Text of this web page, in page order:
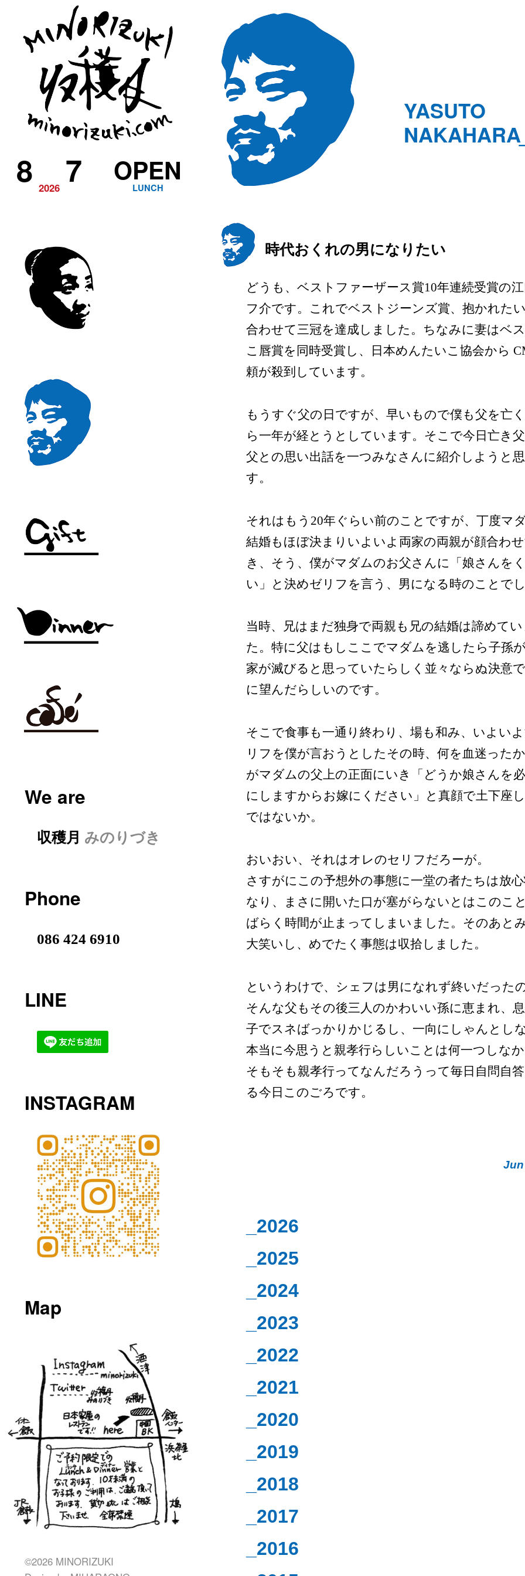
2026
8 7 LUNCH
OPEN
YASUTO
NAKAHARA
時代おくれの男になりたい
どうも、ベストファーザース賞10年連続受賞の
フ介です。これでベストジーンズ賞、抱かれたい
合わせて三冠を達成しました。ちなみに妻はベ
こ唇賞を同時受賞し、日本めんたいこ協会から
頼が殺到しています。
もうすぐ父の日ですが、早いもので僕も父を亡
ら一年が経とうとしています。そこで今日亡き
父との思い出話を一つみなさんに紹介しようと
す。
それはもう20年ぐらい前のことですが、丁度マ
結婚もほぼ決まりいよいよ両家の両親が顔合わ
き、そう、僕がマダムのお父さんに「娘さんを
い」と決めゼリフを言う、男になる時のことでし
当時、兄はまだ独身で両親も兄の結婚は諦めてい
た。特に父はもしここでマダムを逃したら子孫が
家が滅びると思っていたらしく並々ならぬ決意
に望んだらしいのです。
そこで食事も一通り終わり、場も和み、いよい
リフを僕が言おうとしたその時、何を血迷った
がマダムの父上の正面にいき「どうか娘さんを
にしますからお嫁にください」と真顔で土下座
ではないか。
おいおい、それはオレのセリフだろーが。
さすがにこの予想外の事態に一堂の者たちは放
なり、まさに開いた口が塞がらないとはこのこ
ばらく時間が止まってしまいました。そのあと
大笑いし、めでたく事態は収拾しました。
というわけで、シェフは男になれず終いだったの
そんな父もその後三人のかわいい孫に恵まれ、
子でスネばっかりかじるし、一向にしゃんとしな
本当に今思うと親孝行らしいことは何一つしなか
そもそも親孝行ってなんだろうって毎日自問自
る今日このごろです。
Jun
_2026
_2025
_2024
_2023
_2022
_2021
_2020
_2019
_2018
_2017
_2016
We are
収穫月 みのりづき
Phone
086 424 6910
LINE
INSTAGRAM
Map
©2026 MINORIZUKI